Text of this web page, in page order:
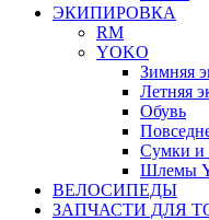
ЭКИПИРОВКА
RM
YOKO
Зимняя
Летняя
Обувь
Сумки и
Шлемы
ВЕЛОСИПЕДЫ
ЗАПЧАСТИ ДЛЯ